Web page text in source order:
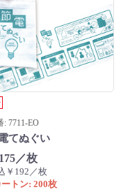
: 7711-EO
てぬぐい
／枚
￥192／枚
ートン: 200枚